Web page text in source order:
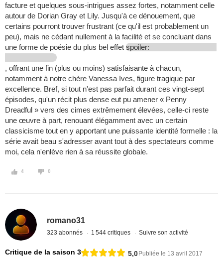
facture et quelques sous-intrigues assez fortes, notamment celle
autour de Dorian Gray et Lily. Jusqu'à ce dénouement, que
certains pourront trouver frustrant (ce qu'il est probablement un
peu), mais ne cédant nullement à la facilité et se concluant dans
une forme de poésie du plus bel effet spoiler:
, offrant une fin (plus ou moins) satisfaisante à chacun,
notamment à notre chère Vanessa Ives, figure tragique par
excellence. Bref, si tout n'est pas parfait durant ces vingt-sept
épisodes, qu'un récit plus dense eut pu amener « Penny
Dreadful » vers des cimes extrêmement élevées, celle-ci reste
une œuvre à part, renouant élégamment avec un certain
classicisme tout en y apportant une puissante identité formelle : la
série avait beau s'adresser avant tout à des spectateurs comme
moi, cela n'enlève rien à sa réussite globale.
4 0
romano31
323 abonnés 1 544 critiques Suivre son activité
Critique de la saison 3 5,0 Publiée le 13 avril 2017